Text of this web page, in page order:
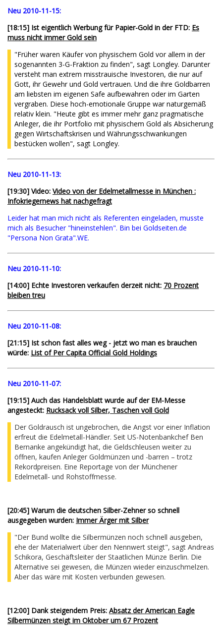
Neu 2010-11-15:
[18:15] Ist eigentlich Werbung für Papier-Gold in der FTD: Es
muss nicht immer Gold sein
"Früher waren Käufer von physischem Gold vor allem in der
sogenannten 3-G-Fraktion zu finden", sagt Longley. Darunter
versteht man extrem misstrauische Investoren, die nur auf
Gott, ihr Gewehr und Gold vertrauen. Und die ihre Goldbarren
am liebsten im eigenen Safe aufbewahren oder im Garten
vergraben. Diese hoch-emotionale Gruppe war naturgemäß
relativ klein. "Heute gibt es immer mehr ganz pragmatische
Anleger, die ihr Portfolio mit physischem Gold als Absicherung
gegen Wirtschaftskrisen und Währungsschwankungen
bestücken wollen", sagt Longley.
Neu 2010-11-13:
[19:30] Video: Video von der Edelmetallmesse in München :
Infokriegernews hat nachgefragt
Leider hat man mich nicht als Referenten eingeladen, musste
mich als Besucher "hineinstehlen". Bin bei Goldseiten.de
"Persona Non Grata".WE.
Neu 2010-11-10:
[14:00] Echte Investoren verkaufen derzeit nicht: 70 Prozent
bleiben treu
Neu 2010-11-08:
[21:15] Ist schon fast alles weg - jetzt wo man es brauchen
würde: List of Per Capita Official Gold Holdings
Neu 2010-11-07:
[19:15] Auch das Handelsblatt wurde auf der EM-Messe
angesteckt: Rucksack voll Silber, Taschen voll Gold
Der Goldrausch ist ungebrochen, die Angst vor einer Inflation
erfreut die Edelmetall-Händler. Seit US-Notenbankchef Ben
Bernanke angekündigt hat, die Geldschleusen weiter zu
öffnen, kaufen Anleger Goldmünzen und -barren – trotz
Rekordpreisen. Eine Reportage von der Münchener
Edelmetall- und Rohstoffmesse.
[20:45] Warum die deutschen Silber-Zehner so schnell
ausgegeben wurden: Immer Ärger mit Silber
"Der Bund wollte die Silbermünzen noch schnell ausgeben,
ehe der Materialwert über den Nennwert steigt", sagt Andreas
Schikora, Geschäftsleiter der Staatlichen Münze Berlin. Die
Alternative sei gewesen, die Münzen wieder einzuschmelzen.
Aber das wäre mit Kosten verbunden gewesen.
[12:00] Dank steigendem Preis: Absatz der American Eagle
Silbermünzen steigt im Oktober um 67 Prozent